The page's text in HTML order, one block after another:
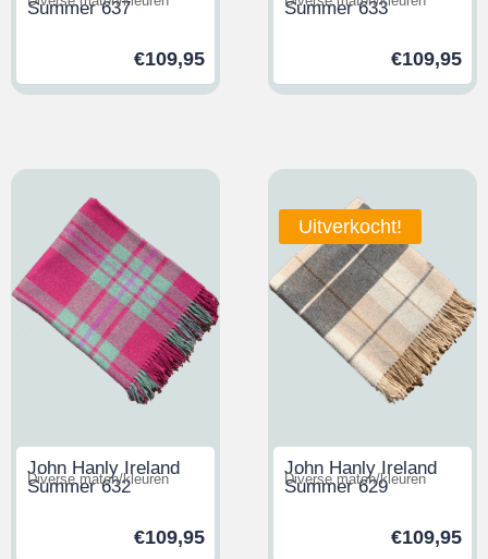
Summer 637
€109,95
Summer 633
€109,95
John Hanly Ireland
Summer 632
Diverse maten/kleuren
€109,95
Uitverkocht!
John Hanly Ireland
Summer 629
Diverse maten/kleuren
€109,95